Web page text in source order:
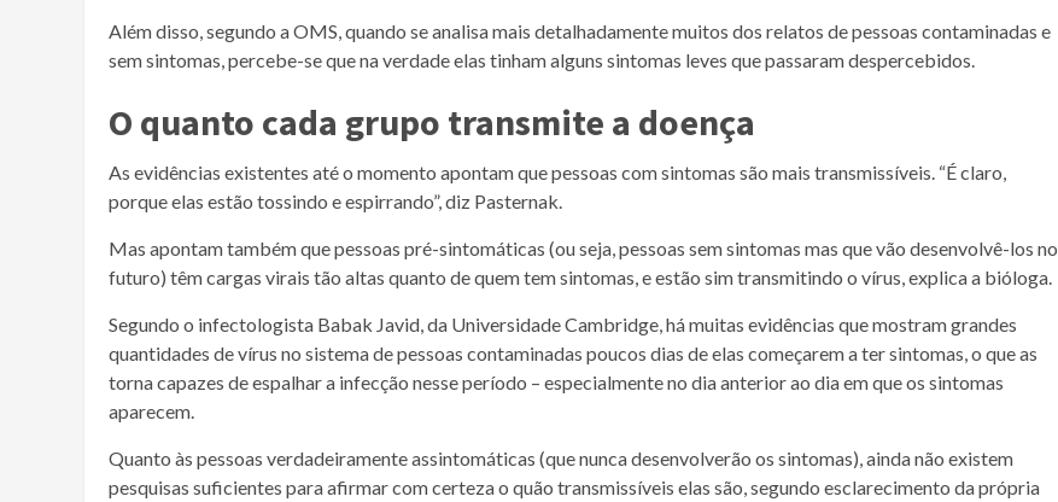
Além disso, segundo a OMS, quando se analisa mais detalhadamente muitos dos relatos de pessoas contaminadas e
sem sintomas, percebe-se que na verdade elas tinham alguns sintomas leves que passaram despercebidos.
O quanto cada grupo transmite a doença
As evidências existentes até o momento apontam que pessoas com sintomas são mais transmissíveis. “É claro,
porque elas estão tossindo e espirrando”, diz Pasternak.
Mas apontam também que pessoas pré-sintomáticas (ou seja, pessoas sem sintomas mas que vão desenvolvê-los no
futuro) têm cargas virais tão altas quanto de quem tem sintomas, e estão sim transmitindo o vírus, explica a bióloga.
Segundo o infectologista Babak Javid, da Universidade Cambridge, há muitas evidências que mostram grandes
quantidades de vírus no sistema de pessoas contaminadas poucos dias de elas começarem a ter sintomas, o que as
torna capazes de espalhar a infecção nesse período – especialmente no dia anterior ao dia em que os sintomas
aparecem.
Quanto às pessoas verdadeiramente assintomáticas (que nunca desenvolverão os sintomas), ainda não existem
pesquisas suficientes para afirmar com certeza o quão transmissíveis elas são, segundo esclarecimento da própria